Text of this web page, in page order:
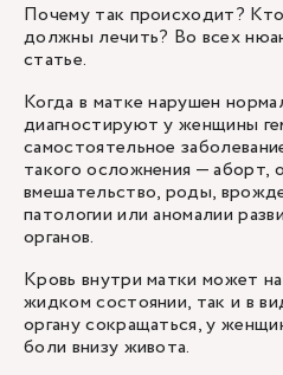
Почему так происходит?
должны лечить? Во всех
статье.
Когда в матке нарушен
диагностируют у женщины
самостоятельное
такого осложнения — аборт,
вмешательство, роды,
патологии или аномалии
органов.
Кровь внутри матки может
жидком состоянии, так и в
органу сокращаться, у
боли внизу живота.